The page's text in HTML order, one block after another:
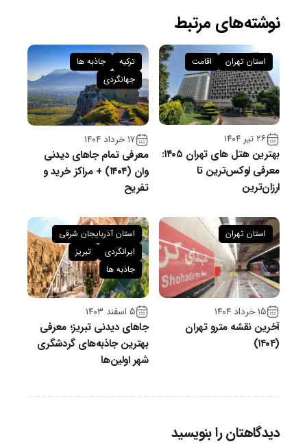
نوشته‌های مرتبط
۲۶ تیر ۱۴۰۴
بهترین هتل های تهران ۱۴۰۵:
معرفی لوکس‌ترین تا
ارزان‌ترین
استان تهران اقامت
۱۷ خرداد ۱۴۰۴
معرفی تمام جاهای دیدنی
وان (۱۴۰۴) + مراکز خرید و
تفریح
ترکیه
جاذبه ها
جهانگردی
۱۵ خرداد ۱۴۰۴
آخرین نقشه مترو تهران
(۱۴۰۴)
استان تهران
۵ اسفند ۱۴۰۳
جاهای دیدنی تبریز؛ معرفی
بهترین جاذبه‌های گردشگری
شهر اولین‌ها
استان آذربایجان شرقی
ایرانگردی
تبریز
جاذبه ها
دیدگاهتان را بنویسید